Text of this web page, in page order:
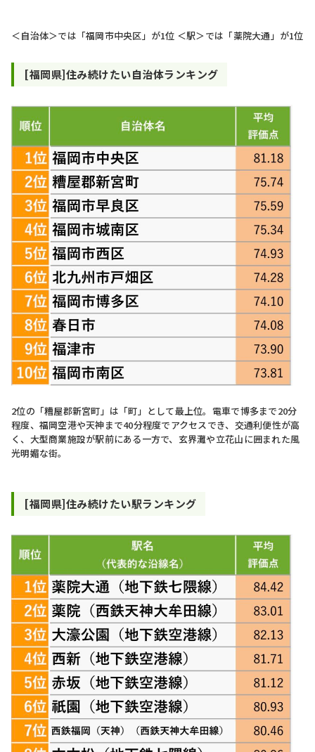
＜自治体＞では「福岡市中央区」が1位 ＜駅＞では「薬院大通」が1位
[福岡県]住み続けたい自治体ランキング
2位の「糟屋郡新宮町」は「町」として最上位。電車で博多まで20分
程度、福岡空港や天神まで40分程度でアクセスでき、交通利便性が高
く、大型商業施設が駅前にある一方で、玄界灘や立花山に囲まれた風
光明媚な街。
[福岡県]住み続けたい駅ランキング